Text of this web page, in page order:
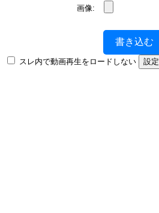
画像:
書き込む
スレ内で動画再生をロードしない